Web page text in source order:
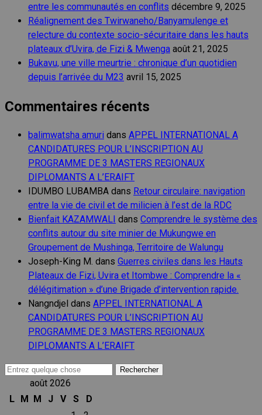
entre les communautés en conflits décembre 9, 2025
Réalignement des Twirwaneho/Banyamulenge et
relecture du contexte socio-sécuritaire dans les hauts
plateaux d’Uvira, de Fizi & Mwenga août 21, 2025
Bukavu, une ville meurtrie : chronique d’un quotidien
depuis l’arrivée du M23 avril 15, 2025
Commentaires récents
balimwatsha amuri dans APPEL INTERNATIONAL A
CANDIDATURES POUR L’INSCRIPTION AU
PROGRAMME DE 3 MASTERS REGIONAUX
DIPLOMANTS A L’ERAIFT
IDUMBO LUBAMBA dans Retour circulaire: navigation
entre la vie de civil et de milicien à l’est de la RDC
Bienfait KAZAMWALI dans Comprendre le système des
conflits autour du site minier de Mukungwe en
Groupement de Mushinga, Territoire de Walungu
Joseph-King M. dans Guerres civiles dans les Hauts
Plateaux de Fizi, Uvira et Itombwe : Comprendre la «
délégitimation » d’une Brigade d’intervention rapide.
Nangndjel dans APPEL INTERNATIONAL A
CANDIDATURES POUR L’INSCRIPTION AU
PROGRAMME DE 3 MASTERS REGIONAUX
DIPLOMANTS A L’ERAIFT
Recherche
août 2026
L
M M J V S
D